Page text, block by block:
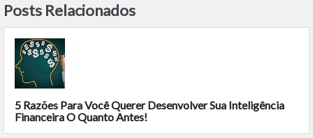
Posts Relacionados
5 Razões Para Você Querer Desenvolver Sua Inteligência
Financeira O Quanto Antes!